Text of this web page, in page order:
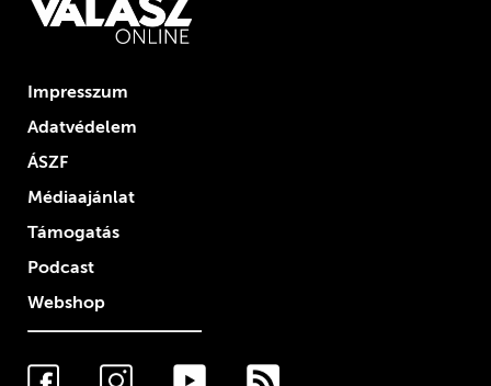
Impresszum
Adatvédelem
ÁSZF
Médiaajánlat
Támogatás
Podcast
Webshop